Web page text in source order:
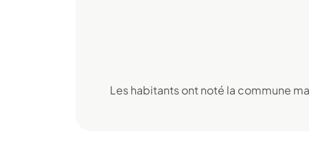
Les habitants ont noté la commune